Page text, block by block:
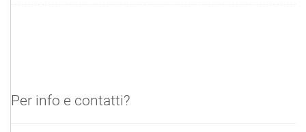
Per info e contatti?